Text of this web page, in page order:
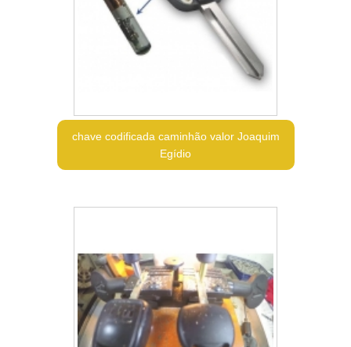
chave codificada caminhão valor Joaquim
Egídio